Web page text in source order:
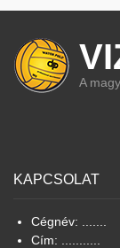
A
KAPCSOLAT
Cégnév: .......
Cím: ...........